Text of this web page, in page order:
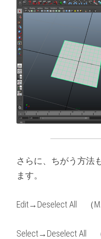
さらに、ちがう方法
ます。
Edit→Deselect All　（
Select→Deselect All　（